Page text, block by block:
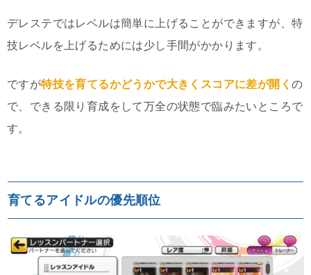
デレステではレベルは簡単に上げることができますが、特
技レベルを上げるためには少し手間がかかります。
ですが特技を育てるかどうかで大きくスコアに差が開くの
で、できる限り育成をして万全の状態で臨みたいところで
す。
育てるアイドルの優先順位